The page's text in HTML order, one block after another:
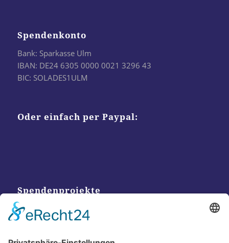
Spendenkonto
Bank: Sparkasse Ulm
IBAN: DE24 6305 0000 0021 3296 43
BIC: SOLADES1ULM
Oder einfach per Paypal:
Spendenprojekte